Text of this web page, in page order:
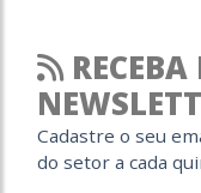
RECEBA
Cadastre o seu
do setor a cada